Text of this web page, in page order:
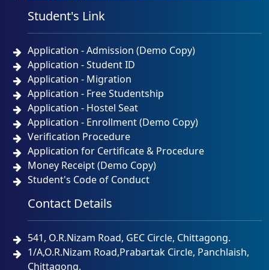
Student's Link
Application - Admission (Demo Copy)
Application - Student ID
Application - Migration
Application - Free Studentship
Application - Hostel Seat
Application - Enrollment (Demo Copy)
Verification Procedure
Application for Certificate & Procedure
Money Receipt (Demo Copy)
Student's Code of Conduct
Contact Details
541, O.R.Nizam Road, GEC Circle, Chittagong.
1/A,O.R.Nizam Road,Prabartak Circle, Panchlaish,
Chittagong.